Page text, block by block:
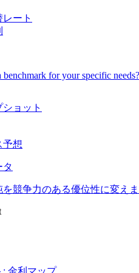
ート
benchmark for your specific needs?
ョット
予想
タ
競争力のある優位性に変え
: 金利マップ